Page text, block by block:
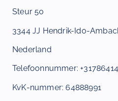
Steur 50
3344 JJ Hendrik-Ido-
Nederland
Telefoonnummer:
KvK-nummer: 64888991